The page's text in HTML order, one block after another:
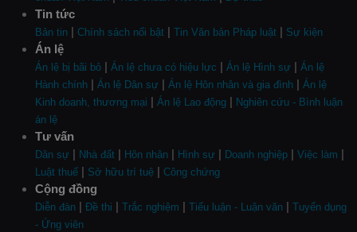
Tin tức
Bản tin | Chính sách nổi bật | Tin Văn bản Pháp luật | Sự kiện
Án lệ
Án lệ bị bãi bỏ | Án lệ chưa có hiệu lực | Án lệ Hình sự | Án lệ
Hành chính | Án lệ Dân sự | Án lệ Hôn nhân và gia đình | Án lệ
Kinh doanh, thương mại | Án lệ Lao động | Nghiên cứu - Bình luận
án lệ
Tư vấn
Dân sự | Nhà đất | Hôn nhân | Hình sự | Doanh nghiệp | Việc làm |
Luật thuế | Sở hữu trí tuệ | Công chứng
Cộng đồng
Diễn đàn | Đề thi | Trắc nghiệm | Tiểu luận - Luận văn | Tuyển dụng
- Ứng viên